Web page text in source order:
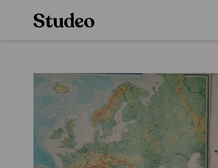
Preppaaja
Opettaja
Opiskelija
Huoltaja
Alakoulu
Alakoulun
Hinnasto